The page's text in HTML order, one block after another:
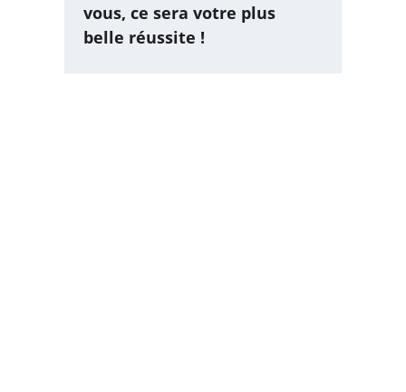
vous, ce sera votre plus
belle réussite !